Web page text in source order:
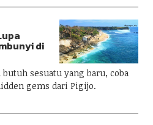
di
sesuatu yang baru, coba
gems dari Pigijo.